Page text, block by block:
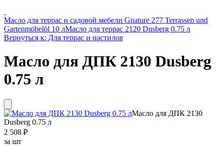
Масло для террас и садовой мебели Gnature 277 Terrassen und
Gartenmöbelöl 10 лМасло для террас 2120 Dusberg 0.75 л
Вернуться к: Для террас и настилов
Масло для ДПК 2130 Dusberg
0.75 л
Масло для ДПК 2130
Dusberg 0.75 л
2 508 ₽
за шт